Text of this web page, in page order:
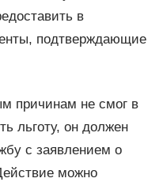
в
подтверждающие
причинам не смог в
льготу, он должен
с заявлением о
можно